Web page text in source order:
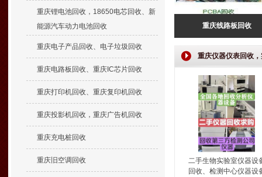
重庆锂电池回收，18650电芯回收、新
能源汽车动力电池回收
重庆电子产品回收、电子垃圾回收
重庆电路板回收、重庆IC芯片回收
重庆打印机回收、重庆复印机回收
重庆投影机回收，重庆广告机回收
重庆充电桩回收
重庆旧空调回收
重庆线路板回收
重庆仪器仪表回收
二手生物实验室仪器设
回收、检测中心仪器设